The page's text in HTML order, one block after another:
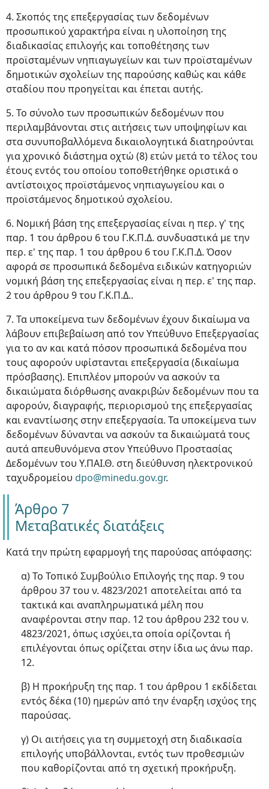
4. Σκοπός της επεξεργασίας των δεδομένων
προσωπικού χαρακτήρα είναι η υλοποίηση της
διαδικασίας επιλογής και τοποθέτησης των
προϊσταμένων νηπιαγωγείων και των προϊσταμένων
δημοτικών σχολείων της παρούσης καθώς και κάθε
σταδίου που προηγείται και έπεται αυτής.
5. Το σύνολο των προσωπικών δεδομένων που
περιλαμβάνονται στις αιτήσεις των υποψηφίων και
στα συνυποβαλλόμενα δικαιολογητικά διατηρούνται
για χρονικό διάστημα οχτώ (8) ετών μετά το τέλος του
έτους εντός του οποίου τοποθετήθηκε οριστικά ο
αντίστοιχος προϊστάμενος νηπιαγωγείου και ο
προϊστάμενος δημοτικού σχολείου.
6. Νομική βάση της επεξεργασίας είναι η περ. γ' της
παρ. 1 του άρθρου 6 του Γ.Κ.Π.Δ. συνδυαστικά με την
περ. ε' της παρ. 1 του άρθρου 6 του Γ.Κ.Π.Δ. Όσον
αφορά σε προσωπικά δεδομένα ειδικών κατηγοριών
νομική βάση της επεξεργασίας είναι η περ. ε' της παρ.
2 του άρθρου 9 του Γ.Κ.Π.Δ..
7. Τα υποκείμενα των δεδομένων έχουν δικαίωμα να
λάβουν επιβεβαίωση από τον Υπεύθυνο Επεξεργασίας
για το αν και κατά πόσον προσωπικά δεδομένα που
τους αφορούν υφίστανται επεξεργασία (δικαίωμα
πρόσβασης). Επιπλέον μπορούν να ασκούν τα
δικαιώματα διόρθωσης ανακριβών δεδομένων που τα
αφορούν, διαγραφής, περιορισμού της επεξεργασίας
και εναντίωσης στην επεξεργασία. Τα υποκείμενα των
δεδομένων δύνανται να ασκούν τα δικαιώματά τους
αυτά απευθυνόμενα στον Υπεύθυνο Προστασίας
Δεδομένων του Υ.ΠΑΙ.Θ. στη διεύθυνση ηλεκτρονικού
ταχυδρομείου dpo@minedu.gov.gr.
Άρθρο 7
Μεταβατικές διατάξεις
Κατά την πρώτη εφαρμογή της παρούσας απόφασης:
α) Το Τοπικό Συμβούλιο Επιλογής της παρ. 9 του
άρθρου 37 του ν. 4823/2021 αποτελείται από τα
τακτικά και αναπληρωματικά μέλη που
αναφέρονται στην παρ. 12 του άρθρου 232 του ν.
4823/2021, όπως ισχύει,τα οποία ορίζονται ή
επιλέγονται όπως ορίζεται στην ίδια ως άνω παρ.
12.
β) Η προκήρυξη της παρ. 1 του άρθρου 1 εκδίδεται
εντός δέκα (10) ημερών από την έναρξη ισχύος της
παρούσας.
γ) Οι αιτήσεις για τη συμμετοχή στη διαδικασία
επιλογής υποβάλλονται, εντός των προθεσμιών
που καθορίζονται από τη σχετική προκήρυξη.